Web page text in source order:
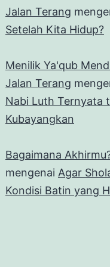
Jalan Terang
Setelah Kita Hidup?
Menilik Ya'qub
Jalan Terang
Nabi Luth Ternyata
Kubayangkan
Bagaimana
mengenai Agar
Kondisi Batin yang